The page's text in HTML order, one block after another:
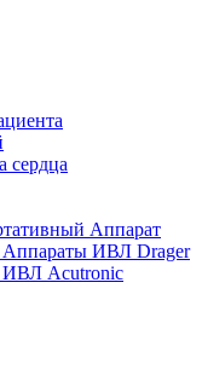
сердца
Аппарат
Аппараты ИВЛ Drager
ИВЛ Acutronic